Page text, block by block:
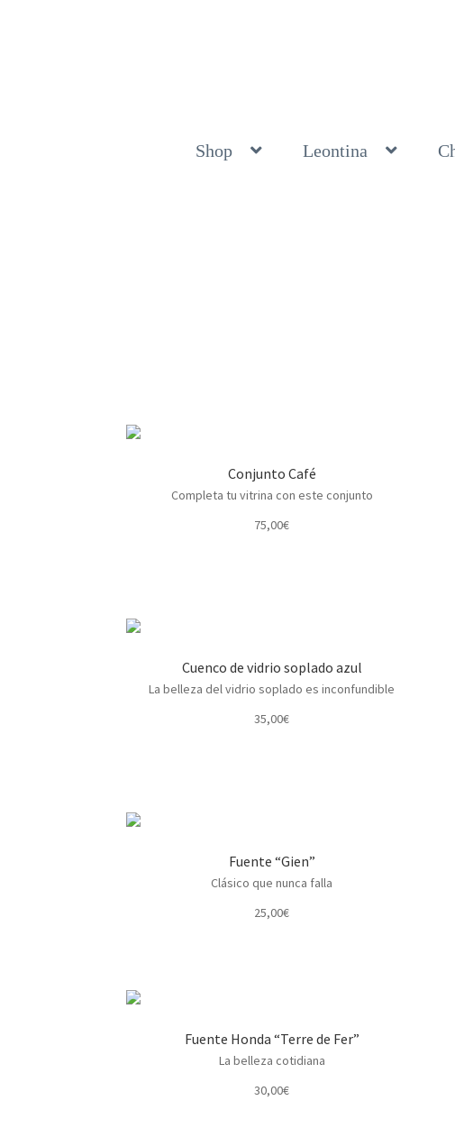
Shop Leontina
Conjunto Café
Completa tu vitrina con este conjunto
75,00€
Cuenco de vidrio soplado azul
La belleza del vidrio soplado es inconfundible
35,00€
Fuente “Gien”
Clásico que nunca falla
25,00€
Fuente Honda “Terre de Fer”
La belleza cotidiana
30,00€